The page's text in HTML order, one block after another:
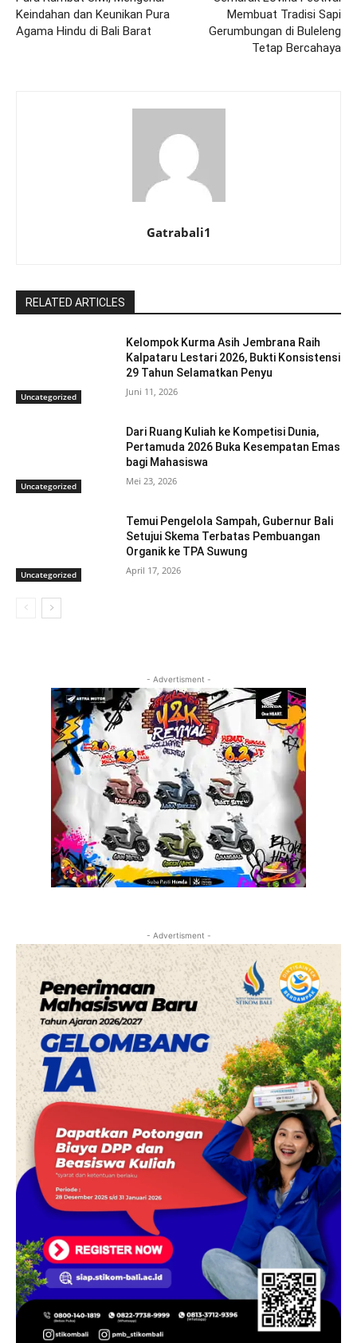
Keindahan dan Keunikan Pura
Agama Hindu di Bali Barat
Membuat Tradisi Sapi
Gerumbungan di Buleleng
Tetap Bercahaya
Gatrabali1
RELATED ARTICLES
Uncategorized
Kelompok Kurma Asih Jembrana Raih
Kalpataru Lestari 2026, Bukti Konsistensi
29 Tahun Selamatkan Penyu
Juni 11, 2026
Uncategorized
Dari Ruang Kuliah ke Kompetisi Dunia,
Pertamuda 2026 Buka Kesempatan Emas
bagi Mahasiswa
Mei 23, 2026
Uncategorized
Temui Pengelola Sampah, Gubernur Bali
Setujui Skema Terbatas Pembuangan
Organik ke TPA Suwung
April 17, 2026
- Advertisment -
- Advertisment -